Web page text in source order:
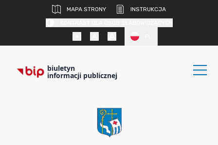
MAPA STRONY
INSTRUKCJA
biuletyn
informacji publicznej